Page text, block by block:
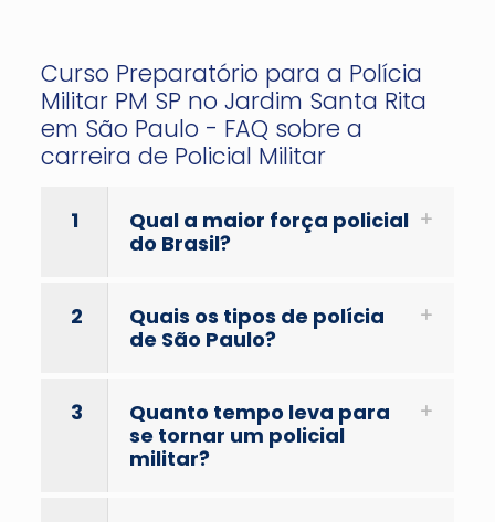
Curso Preparatório para a Polícia
Militar PM SP no Jardim Santa Rita
em São Paulo - FAQ sobre a
carreira de Policial Militar
1
Qual a maior força policial
do Brasil?
2
Quais os tipos de polícia
de São Paulo?
3
Quanto tempo leva para
se tornar um policial
militar?